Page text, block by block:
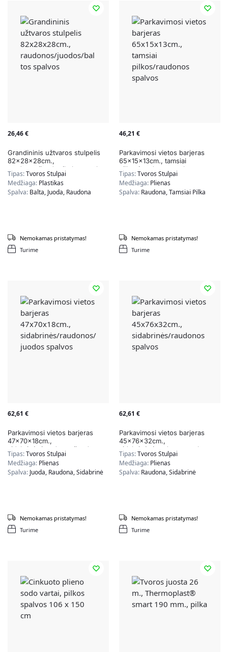
26,46€
Grandininis užtvaros stulpelis
82x28x28cm.,
raudonos/juodos/baltos spalvos
Tipas:Tvoros Stulpai
Medžiaga: Plastikas
Spalva: Balta, Juoda, Raudona
Turime
Nemokamas pristatymas!
46,21 €
Parkavimosi vietos barjeras
65x15x13cm., tamsiai
pilkos/raudonos spalvos
Tipas:Tvoros Stulpai
Medžiaga: Plienas
Spalva: Raudona, Tamsiai Pilka
Turime
Nemokamas pristatymas!
62,61 €
Parkavimosi vietos barjeras
47x70x18cm.,
sidabrinės/raudonos/juodos
spalvos
Tipas:Tvoros Stulpai
Medžiaga: Plienas
Spalva: Juoda, Raudona, Sidabrinė
Turime
Nemokamas pristatymas!
62,61 €
Parkavimosi vietos barjeras
45x76x32cm.,
sidabrinės/raudonos spalvos
Tipas:Tvoros Stulpai
Medžiaga: Plienas
Spalva: Raudona, Sidabrinė
Turime
Nemokamas pristatymas!